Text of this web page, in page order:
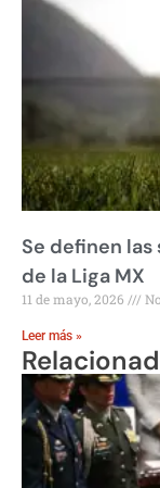
Se definen
de la Liga MX
11 de mayo, 2026
Leer más »